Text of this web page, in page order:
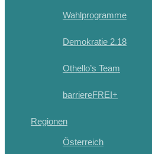
Wahlprogramme
Demokratie 2.18
Othello’s Team
barriereFREI+
Regionen
Österreich